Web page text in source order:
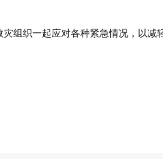
组织一起应对各种紧急情况，以减